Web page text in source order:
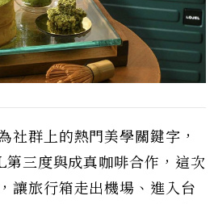
社群上的熱門美學關鍵字，
三度與成真咖啡合作，這次
讓旅行箱走出機場、進入台